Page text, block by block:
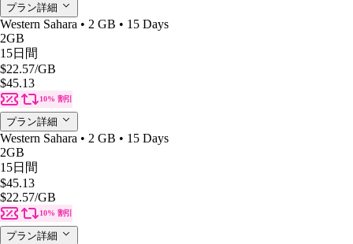
プラン詳細
Western Sahara • 2 GB • 15 Days
2GB
15日間
$22.57/GB
$45.13
10% 割引
プラン詳細
Western Sahara • 2 GB • 15 Days
2GB
15日間
$45.13
$22.57/GB
10% 割引
プラン詳細